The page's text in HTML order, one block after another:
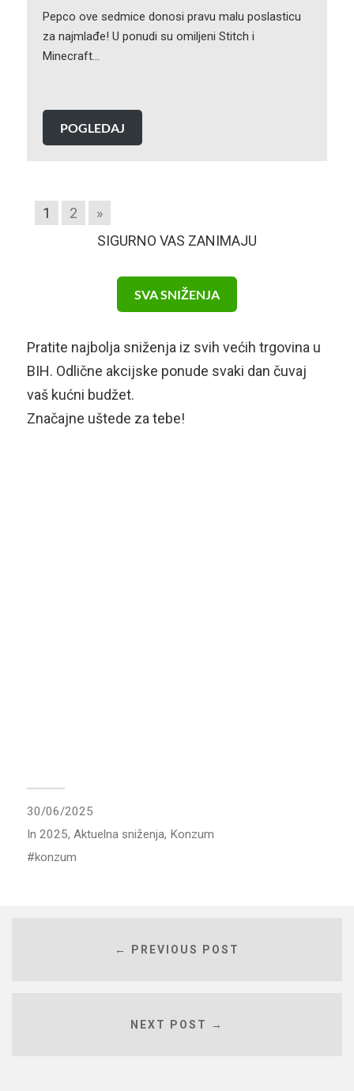
Pepco ove sedmice donosi pravu malu poslasticu
za najmlađe! U ponudi su omiljeni Stitch i
Minecraft…
POGLEDAJ
1 2
»
SIGURNO VAS ZANIMAJU
SVA SNIŽENJA
Pratite najbolja sniženja iz svih većih trgovina u
BIH. Odlične akcijske ponude svaki dan čuvaj
vaš kućni budžet.
Značajne uštede za tebe!
30/06/2025
In 2025, Aktuelna sniženja, Konzum
konzum
← PREVIOUS POST
NEXT POST →